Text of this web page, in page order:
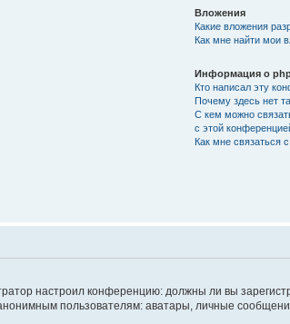
Вложения
Какие вложения
Как мне найти мои
Информация о
Кто написал эту
Почему здесь нет
С кем можно
с этой
Как мне связаться
настроил конференцию: должны ли вы
пользователям: аватары, личные